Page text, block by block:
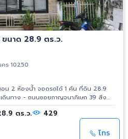
ขนาด 28.9 ตร.ว.
คร 10250
องน้ำ จอดรถได้ 1 คัน ที่ดิน 28.9
ปลอดภัย (รปภ.) - กล้องวงจรปิด สถาน
ซ์ - ห้างสรรพสินค้าซีคอนสแควร์ -
หง 2 - เซ็นทรัลบางนา - โรงพยาบาลสิ
ตร.ว. 429
โทร